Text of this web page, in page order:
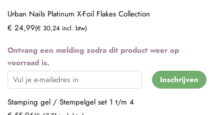
Urban Nails Platinum X-Foil Flakes Collection
€ 24,99(€ 30,24 incl. btw)
Ontvang een melding zodra dit product weer op
voorraad is.
Inschrijven
Stamping gel / Stempelgel set 1 t/m 4